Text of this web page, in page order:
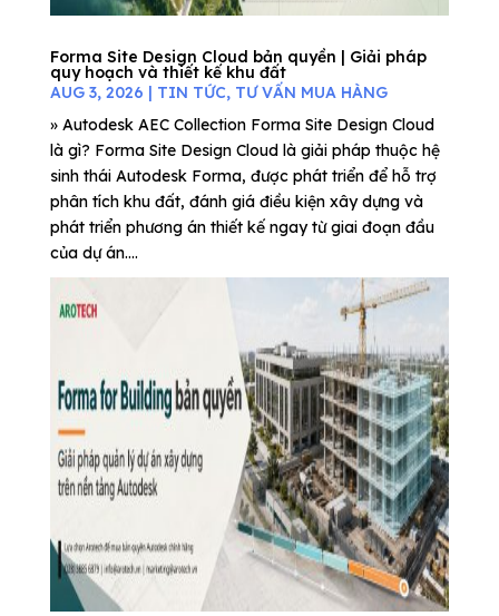
Forma Site Design Cloud bản quyền | Giải pháp
quy hoạch và thiết kế khu đất
AUG 3, 2026 | TIN TỨC, TƯ VẤN MUA HÀNG
» Autodesk AEC Collection Forma Site Design Cloud
là gì? Forma Site Design Cloud là giải pháp thuộc hệ
sinh thái Autodesk Forma, được phát triển để hỗ trợ
phân tích khu đất, đánh giá điều kiện xây dựng và
phát triển phương án thiết kế ngay từ giai đoạn đầu
của dự án....